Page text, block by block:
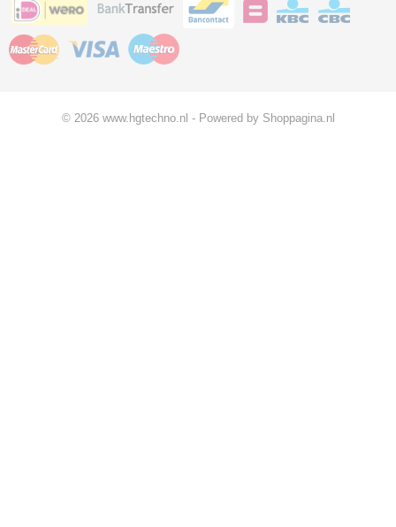
© 2026 www.hgtechno.nl - Powered by Shoppagina.nl